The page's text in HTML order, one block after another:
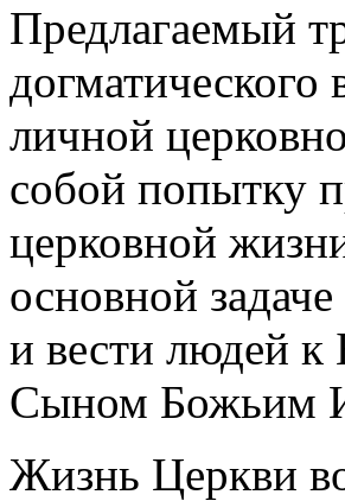
Предлагаемый
личной
собой попытку
церковной
основной
и вести людей
Сыном Божьим
Жизнь Церкви